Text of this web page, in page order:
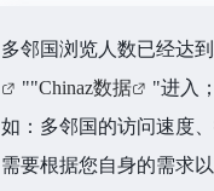
多邻国浏览人数已经达
""Chinaz数据
"进入
如：多邻国的访问速度
需要根据您自身的需求